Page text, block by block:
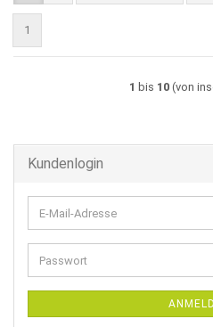
1
1 bis 10(von
Kundenlogin
E-
Mail-
Adresse
Passwort